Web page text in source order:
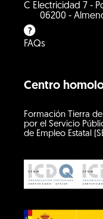
Centro
Formación Tierra
por el Servicio
de Empleo Estatal
C Electricidad 7 -
06200 -
FAQs